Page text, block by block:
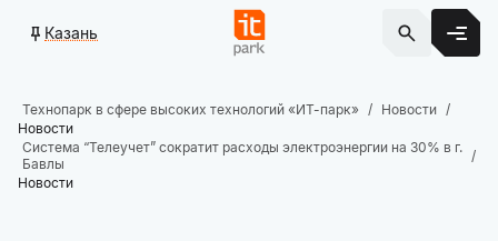
Казань
Технопарк в сфере высоких технологий «ИТ-парк»
Новости
Новости
Система “Телеучет” сократит расходы электроэнергии на 30% в г.
Бавлы
Новости